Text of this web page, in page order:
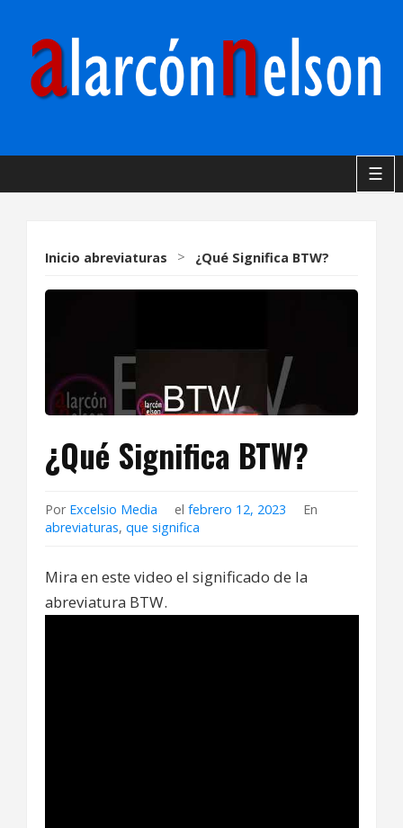
☰
Inicio abreviaturas > ¿Qué Significa BTW?
¿Qué Significa BTW?
Por Excelsio Media elfebrero 12, 2023
En
abreviaturas, que significa
Mira en este video el significado de la
abreviatura BTW.